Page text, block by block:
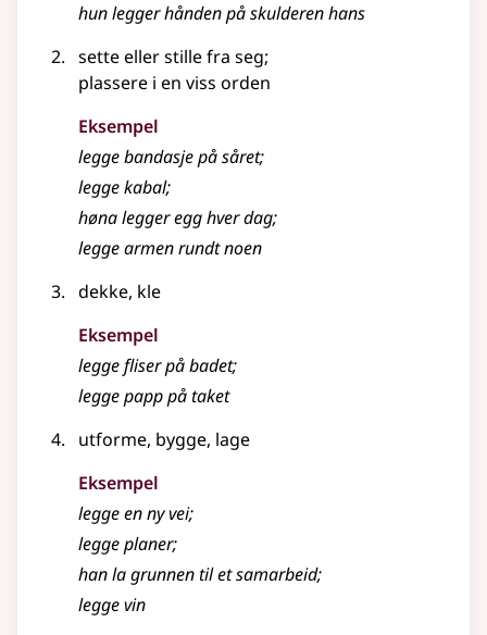
hun legger hånden på skulderen hans
sette eller stille fra seg;
plassere i en viss orden
Eksempel
legge bandasje på såret;
legge kabal;
høna legger egg hver dag;
leggearmen rundt noen
dekke, kle
Eksempel
leggefliser på badet;
leggepapp på taket
utforme, bygge, lage
Eksempel
leggeen ny vei;
leggeplaner;
han la grunnen til et samarbeid;
leggevin